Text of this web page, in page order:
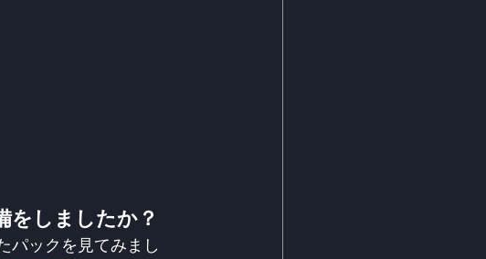
をしましたか？
パックを見てみまし